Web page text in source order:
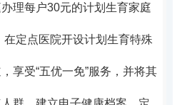
理每户30元的计划生育家庭
在定点医院开设计划生育特殊
享受“五优一免”服务，并将其